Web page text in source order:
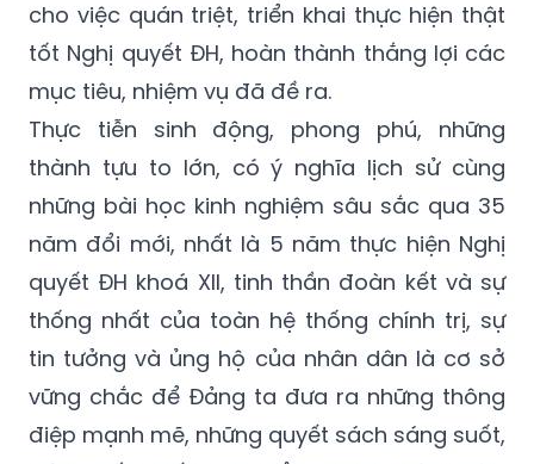
cho việc quán triệt, triển khai thực hiện thật
tốt Nghị quyết ĐH, hoàn thành thắng lợi các
mục tiêu, nhiệm vụ đã đề ra.
Thực tiễn sinh động, phong phú, những
thành tựu to lớn, có ý nghĩa lịch sử cùng
những bài học kinh nghiệm sâu sắc qua 35
năm đổi mới, nhất là 5 năm thực hiện Nghị
quyết ĐH khoá XII, tinh thần đoàn kết và sự
thống nhất của toàn hệ thống chính trị, sự
tin tưởng và ủng hộ của nhân dân là cơ sở
vững chắc để Đảng ta đưa ra những thông
điệp mạnh mẽ, những quyết sách sáng suốt,